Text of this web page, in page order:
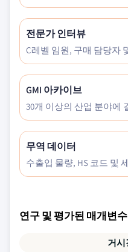
전문가 인터뷰
C레벨 임원, 구매 담당자
GMI 아카이브
30개 이상의 산업 분야에
무역 데이터
수출입 물량, HS 코드 및
연구 및 평가된 매개변수
거시